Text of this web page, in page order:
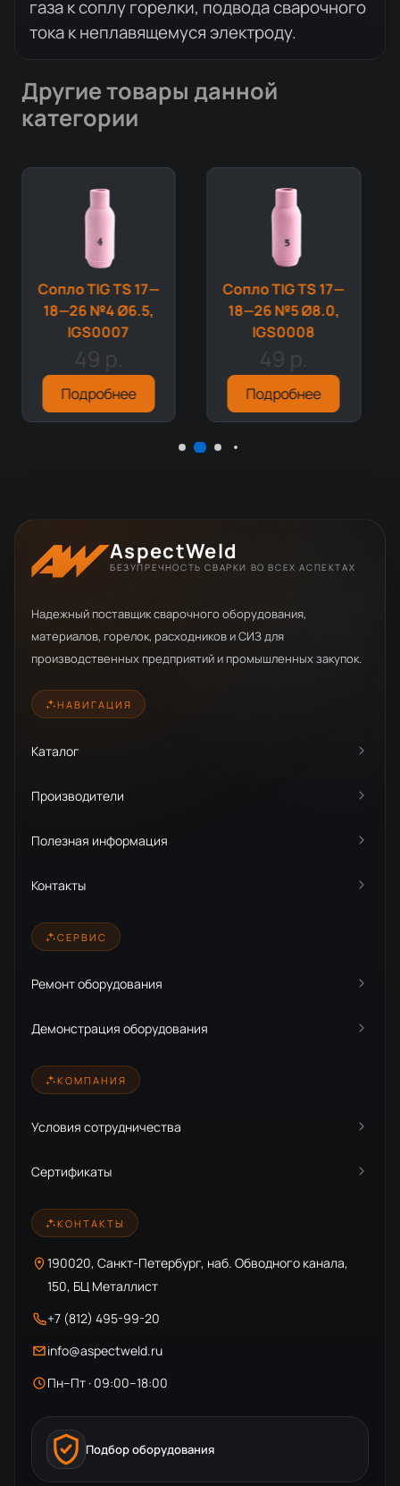
газа к соплу горелки, подвода сварочного
тока к неплавящемуся электроду.
Другие товары данной
категории
Сопло TIG TS 17—
18—26 №4 Ø6.5,
IGS0007
49 р.
Подробнее
Сопло TIG TS 17—
18—26 №5 Ø8.0,
IGS0008
49 р.
Подробнее
AspectWeld
БЕЗУПРЕЧНОСТЬ СВАРКИ ВО ВСЕХ АСПЕКТАХ
Надежный поставщик сварочного оборудования,
материалов, горелок, расходников и СИЗ для
производственных предприятий и промышленных закупок.
НАВИГАЦИЯ
Каталог
Производители
Полезная информация
Контакты
СЕРВИС
Ремонт оборудования
Демонстрация оборудования
КОМПАНИЯ
Условия сотрудничества
Сертификаты
КОНТАКТЫ
190020, Санкт-Петербург, наб. Обводного канала,
150, БЦ Металлист
+7 (812) 495-99-20
info@aspectweld.ru
Пн–Пт · 09:00–18:00
Подбор оборудования